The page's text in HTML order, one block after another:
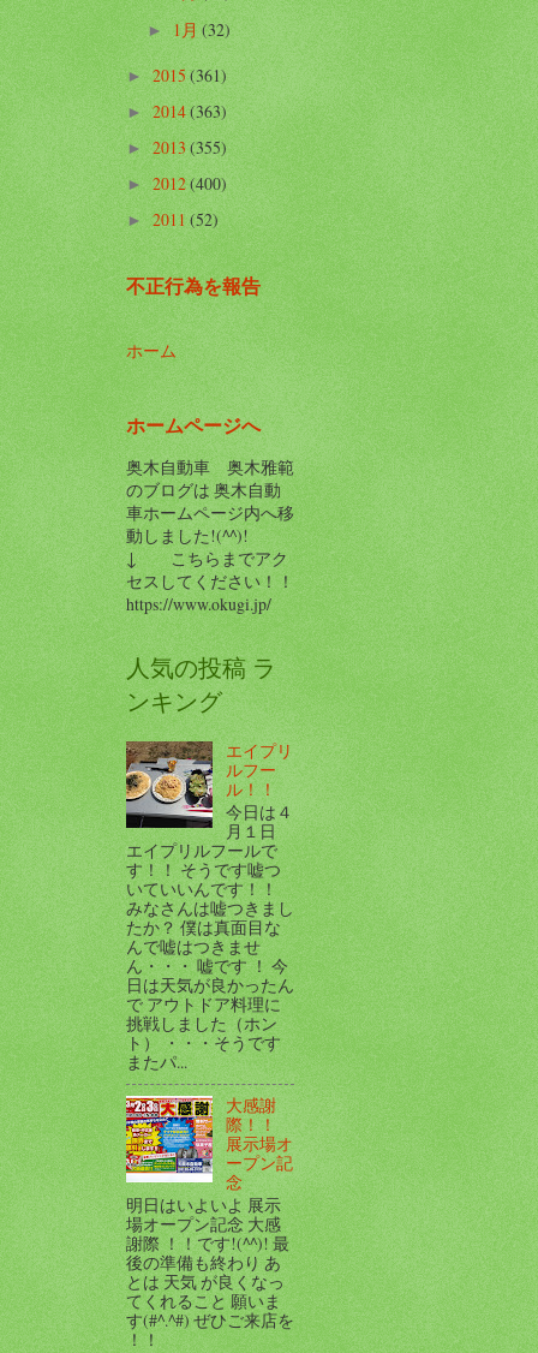
► 1月(32)
►2015(361)
►2014(363)
►2013(355)
► 2012(400)
►2011(52)
不正行為を報告
ホーム
ホームページへ
奥木自動車 奥木雅範
のブログは 奥木自動
車ホームページ内へ移
動しました!(^^)!
↓ こちらまでアク
セスしてください！！
https://www.okugi.jp/
人気の投稿 ラ
ンキング
エイプリ
ルフー
ル！！
今日は４
月１日
エイプリルフールで
す！！ そうです嘘つ
いていいんです！！
みなさんは嘘つきまし
たか？ 僕は真面目な
んで嘘はつきませ
ん・・・ 嘘です ！ 今
日は天気が良かったん
で アウトドア料理に
挑戦しました（ホン
ト） ・・・そうです
またパ...
大感謝
際！！
展示場オ
ープン記
念
明日はいよいよ 展示
場オープン記念 大感
謝際 ！！です!(^^)! 最
後の準備も終わり あ
とは 天気 が良くなっ
てくれること 願いま
す(#^.^#) ぜひご来店を
！！